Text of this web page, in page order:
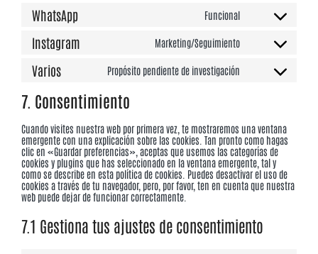
service
WhatsApp Funcional
Consent
service
Instagram Marketing/Seguimiento
Consent
service
Varios Propósito pendiente de investigación
Consent
7. Consentimiento
Cuando visites nuestra web por primera vez, te mostraremos una ventana
emergente con una explicación sobre las cookies. Tan pronto como hagas
clic en «Guardar preferencias», aceptas que usemos las categorías de
cookies y plugins que has seleccionado en la ventana emergente, tal y
como se describe en esta política de cookies. Puedes desactivar el uso de
cookies a través de tu navegador, pero, por favor, ten en cuenta que nuestra
web puede dejar de funcionar correctamente.
7.1 Gestiona tus ajustes de consentimiento